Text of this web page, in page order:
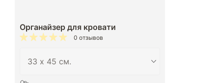
Органайзер для кровати
0 отзывов